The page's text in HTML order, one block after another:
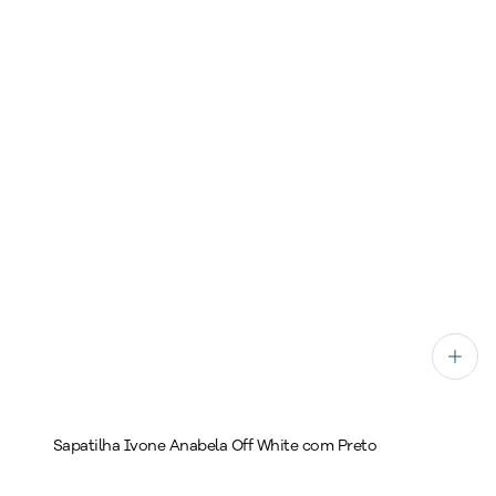
Sapatilha Ivone Anabela Off White com Preto